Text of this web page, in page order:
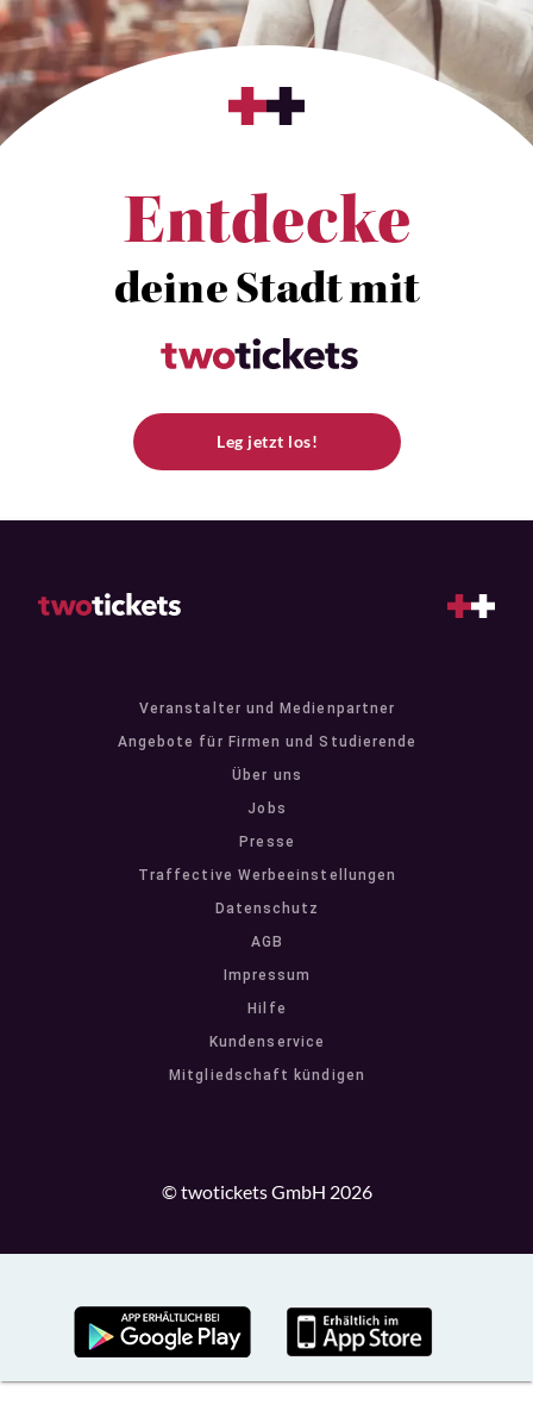
Entdecke
deine Stadt mit
Leg jetzt los!
Veranstalter und Medienpartner
Angebote für Firmen und Studierende
Über uns
Jobs
Presse
Traffective Werbeeinstellungen
Datenschutz
AGB
Impressum
Hilfe
Kundenservice
Mitgliedschaft kündigen
© twotickets GmbH 2026